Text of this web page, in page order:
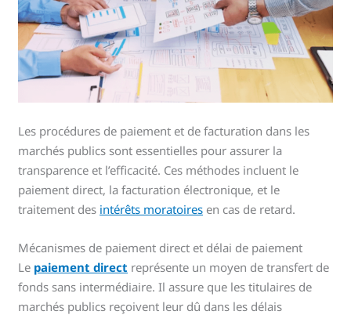
Les procédures de paiement et de facturation dans les
marchés publics sont essentielles pour assurer la
transparence et l’efficacité. Ces méthodes incluent le
paiement direct, la facturation électronique, et le
traitement des intérêts moratoires en cas de retard.
Mécanismes de paiement direct et délai de paiement
Le paiement direct représente un moyen de transfert de
fonds sans intermédiaire. Il assure que les titulaires de
marchés publics reçoivent leur dû dans les délais